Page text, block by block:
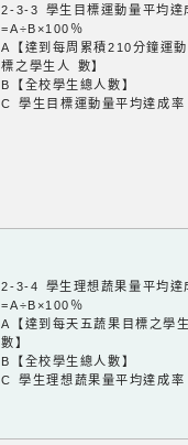
2-3-3 學生目標運動量平均達
=A÷B×100％
A【達到每周累積210分鐘運
標之學生人 數】
B【全校學生總人數】
C 學生目標運動量平均達成率
2-3-4 學生理想蔬果量平均達
=A÷B×100％
A【達到每天五蔬果目標之學
數】
B【全校學生總人數】
C 學生理想蔬果量平均達成率